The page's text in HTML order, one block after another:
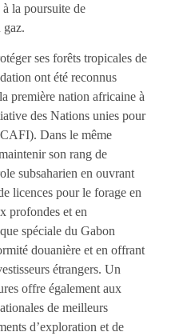
la poursuite de
gaz.
ses forêts tropicales de
ont été reconnus
première nation africaine à
des Nations unies pour
Dans le même
son rang de
subsaharien en ouvrant
licences pour le forage en
profondes et en
spéciale du Gabon
douanière et en offrant
étrangers. Un
offre également aux
de meilleurs
d’exploration et de